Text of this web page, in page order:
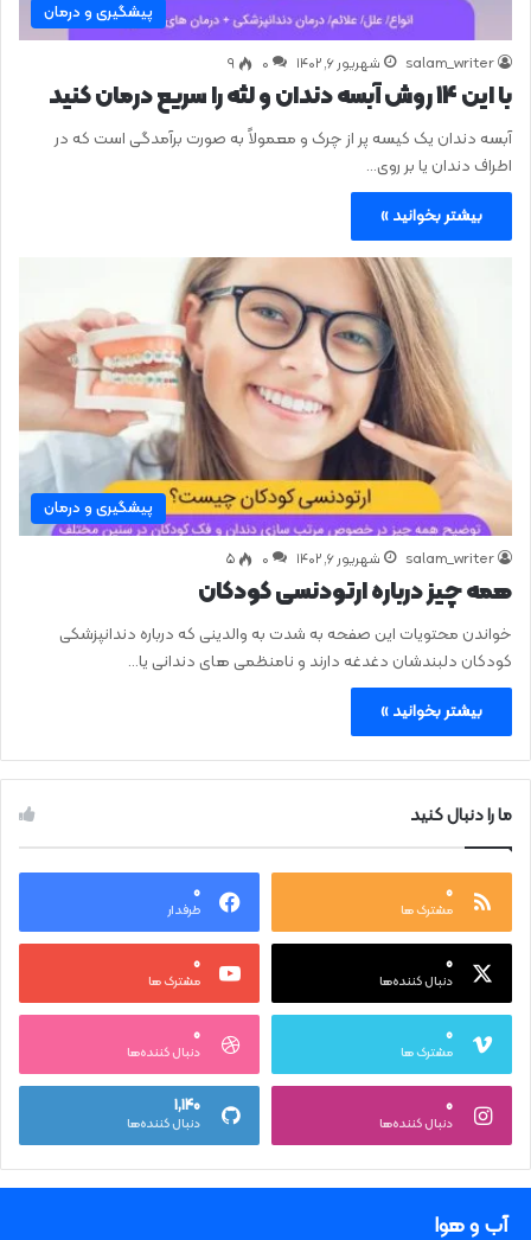
پیشگیری و درمان
salam_writer شهریور ۶, ۱۴۰۲ 0 ۹
با این 14 روش آبسه دندان و لثه را سریع درمان کنید
آبسه دندان یک کیسه پر از چرک و معمولاً به صورت برآمدگی است که در
اطراف دندان یا بر روی…
بیشتر بخوانید »
پیشگیری و درمان
salam_writer شهریور ۶, ۱۴۰۲ 0 ۵
همه چیز درباره ارتودنسی کودکان
خواندن محتویات این صفحه به شدت به والدینی که درباره دندانپزشکی
کودکان دلبندشان دغدغه دارند و نامنظمی های دندانی یا…
بیشتر بخوانید »
ما را دنبال کنید
۰
مشترک ها
۰
طرفدار
۰
دنبال کننده‌ها
۰
مشترک ها
۰
مشترک ها
۰
دنبال کننده‌ها
۰
دنبال کننده‌ها
۱,۱۴۰
دنبال کننده‌ها
آب و هوا